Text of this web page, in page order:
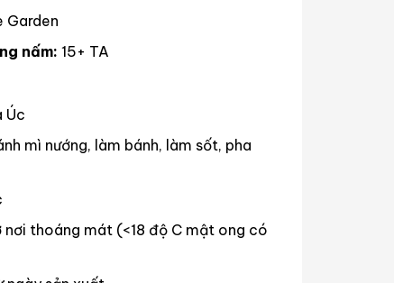
Garden
nấm: 15+ TA
Úc
mì nướng, làm bánh, làm sốt, pha
nơi thoáng mát (<18 độ C mật ong có